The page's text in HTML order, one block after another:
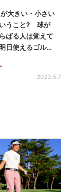
が大きい・小さい
うこと? 球が
ばる人は覚えて
日使えるゴルフ
2023.5.7